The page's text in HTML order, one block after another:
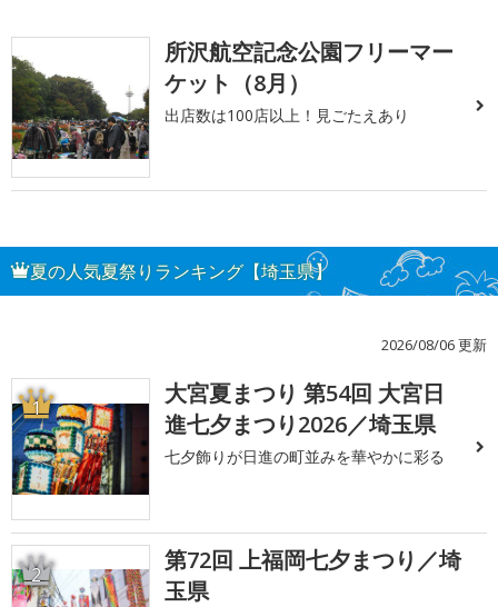
所沢航空記念公園フリーマー
ケット（8月）
出店数は100店以上！見ごたえあり
夏の人気夏祭りランキング【埼玉県】
2026/08/06 更新
1
大宮夏まつり 第54回 大宮日
進七夕まつり2026／埼玉県
七夕飾りが日進の町並みを華やかに彩る
2
第72回 上福岡七夕まつり／埼
玉県